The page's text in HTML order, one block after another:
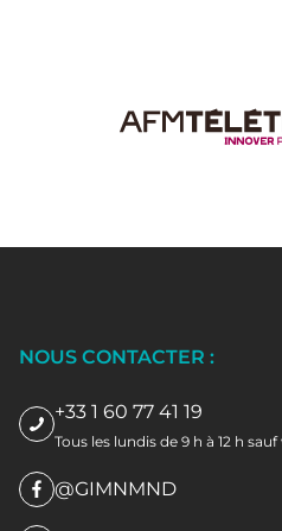
NOUS CONTACTER :
+33 1 60 77 41 19
Tous les lundis de 9 h à 12 h
@GIMNMND